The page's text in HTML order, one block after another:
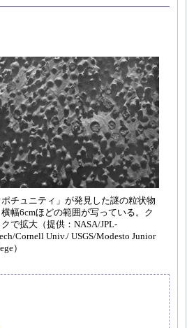
ポチュニティ」が発見した謎の粒状物
幅6cmほどの範囲が写っている。ク
クで拡大（提供：NASA/JPL-
Cornell Univ./ USGS/Modesto Junior
）